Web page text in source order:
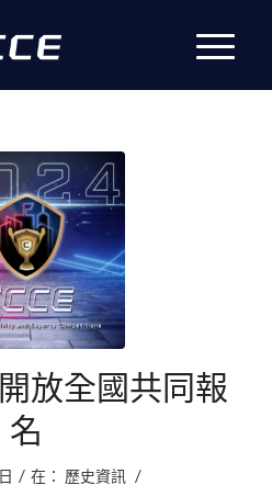
放全國共同報
名
/ 在： 歷史資訊 /